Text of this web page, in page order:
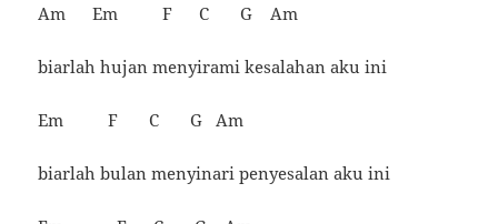
Am Em F C G Am
biarlah hujan menyirami kesalahan aku ini
Em F C G Am
biarlah bulan menyinari penyesalan aku ini